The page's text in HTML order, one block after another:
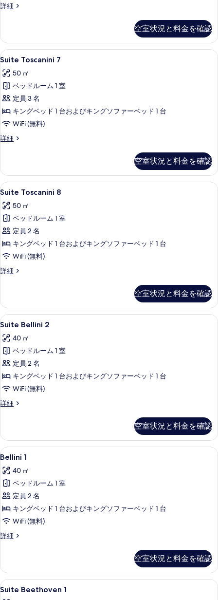
の
を
表
示
す
る
詳細
Suite
詳
細
空室状況と料金を確認
Suite
Toscanini
7
の
す
べ
て
の
を
表
示
す
る
Suite Toscanini 7 | リビング エリア |
9
Suite Toscanini 7
50 ㎡
ベッドルーム 1 室
定員 3 名
キングベッド 1 台およびキングソファーベッド 1 台
WiFi (無料)
詳細
Suite
詳
細
空室状況と料金を確認
Suite
Toscanini
8
の
す
べ
て
の
を
表
示
す
る
Suite Toscanini 8 | 専用キッチン | エ
7
Suite Toscanini 8
50 ㎡
ベッドルーム 1 室
定員 2 名
キングベッド 1 台およびキングソファーベッド 1 台
WiFi (無料)
詳細
Suite
詳
細
空室状況と料金を確認
Suite
Bellini
2
の
す
べ
て
の
を
表
示
す
る
Suite Bellini 2 | 高級寝具、ミニバー
6
Suite Bellini 2
40 ㎡
ベッドルーム 1 室
定員 2 名
キングベッド 1 台およびキングソファーベッド 1 台
WiFi (無料)
詳細
Suite
詳
細
空室状況と料金を確認
Bellini
1
の
す
べ
て
の
写
表
示
Bellini 1 | 高級寝具、ミニバー、セー
5
Bellini 1
40 ㎡
ベッドルーム 1 室
定員 2 名
キングベッド 1 台およびキングソファーベッド 1 台
WiFi (無料)
詳細
Bellini
細
空室状況と料金を確認
Suite
Beethoven
Suite Beethoven 1 | リビング エリア
7
Suite Beethoven 1